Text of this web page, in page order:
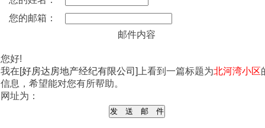
您的邮箱：
邮件内容
您好!
我在[好房达房地产经纪有限公司] 上看到一篇标题为北河湾小区
信息，希望能对您有所帮助。
网址为：